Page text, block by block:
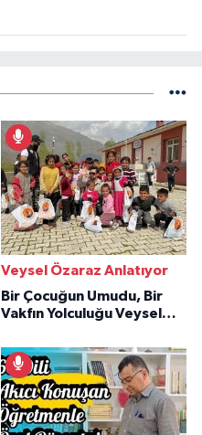
Veysel Özaraz Anlatıyor
Bir Çocuğun Umudu, Bir
Vakfın Yolculuğu Veysel